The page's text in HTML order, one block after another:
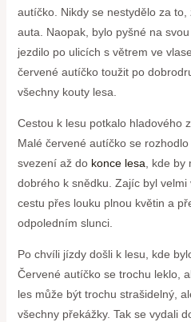
autíčko.​ Nikdy se nestydělo za
auta. Naopak, bylo pyšné na
⁣jezdilo po ulicích ⁤s větrem ve
červené ⁤autíčko toužit po
všechny kouty lesa.
Cestou k lesu potkalo hladového
Malé červené autíčko⁤ se
svezení až do​ konce lesa,⁢ kde by
dobrého k snědku. Zajíc byl
cestu přes louku ⁤plnou‍ květin a
⁣odpoledním slunci.
Po chvíli⁢ jízdy došli k ‌lesu, kde
Červené autíčko⁤ se trochu leklo,
les může být trochu strašidelný,⁢
‌všechny překážky. Tak se vydali